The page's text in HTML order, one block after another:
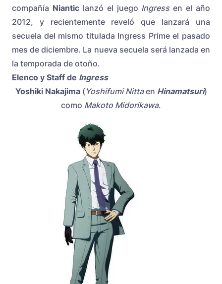
compañía Niantic lanzó el juego Ingressen el año
2012, y recientemente reveló que lanzará una
secuela del mismo titulada Ingress Prime el pasado
mes de diciembre. La nueva secuela será lanzada en
la temporada de otoño.
Elenco y Staff de Ingress
Yoshiki Nakajima ( Yoshifumi Nittaen Hinamatsuri)
como Makoto Midorikawa.